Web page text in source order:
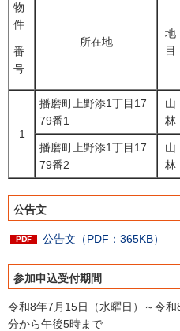
物
件
番
号
所在地
地
目
1
播磨町上野添1丁目17
79番1
山
林
播磨町上野添1丁目17
79番2
山
林
公告文
公告文（PDF：365KB）
参加申込受付期間
令和8年7月15日（水曜日）～令
分から午後5時まで